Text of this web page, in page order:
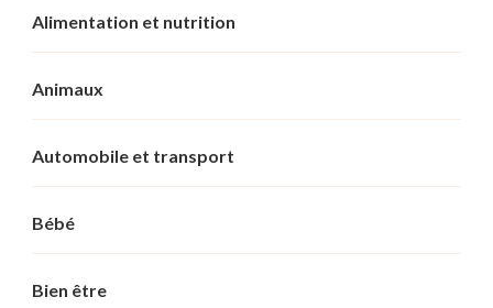
Alimentation et nutrition
Animaux
Automobile et transport
Bébé
Bien être